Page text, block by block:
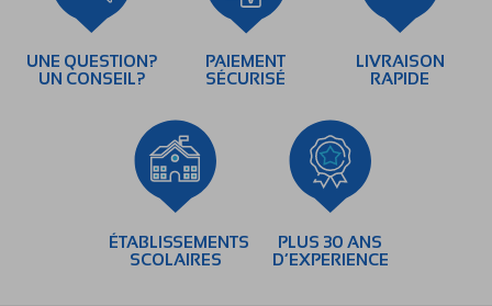
UNE QUESTION?
UN CONSEIL?
PAIEMENT
SÉCURISÉ
LIVRAISON
RAPIDE
ÉTABLISSEMENTS
SCOLAIRES
PLUS 30 ANS
D’EXPERIENCE